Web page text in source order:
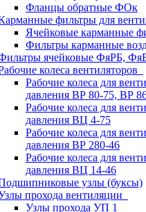
Фланцы обратные ФОк
фильтры для
Ячейковые карманные
Фильтры карманные
ячейковые ФяРБ,
колеса вентиляторов
Рабочие колеса для
давления ВР 80-75, ВР
Рабочие колеса для
давления ВЦ 4-75
Рабочие колеса для
давления ВР 280-46
Рабочие колеса для
давления ВЦ 14-46
узлы (буксы)
прохода вентиляции
Узлы прохода УП 1